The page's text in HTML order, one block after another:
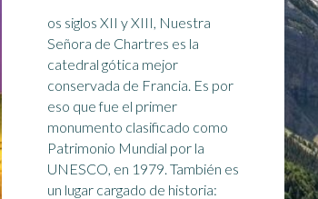
os siglos XII y XIII, Nuestra
Señora de Chartres es la
catedral gótica mejor
conservada de Francia. Es por
eso que fue el primer
monumento clasificado como
Patrimonio Mundial por la
UNESCO, en 1979. También es
un lugar cargado de historia: